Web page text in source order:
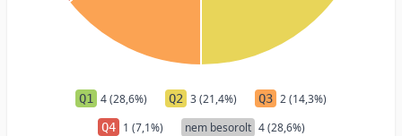
Q1 4 (28,6%) Q2 3 (21,4%) Q3 2 (14,3%)
Q4 1 (7,1%) nem besorolt 4 (28,6%)